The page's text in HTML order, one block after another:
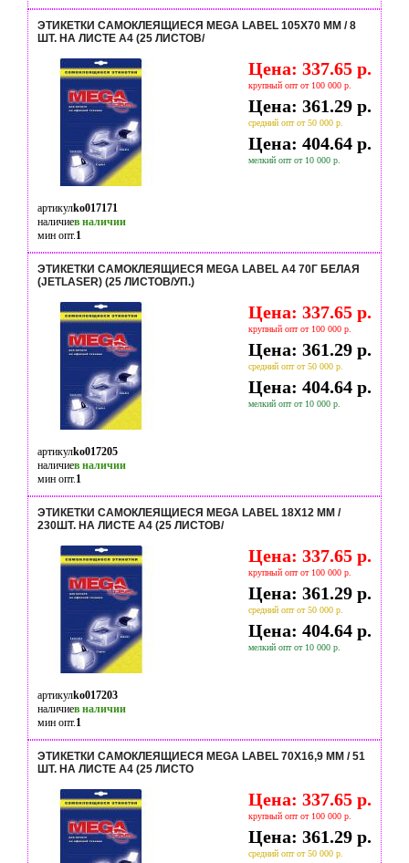
ЭТИКЕТКИ САМОКЛЕЯЩИЕСЯ MEGA LABEL 105Х70 ММ / 8
ШТ. НА ЛИСТЕ А4 (25 ЛИСТОВ/
Цена: 337.65 р.
крупный опт от 100 000 р.
Цена: 361.29 р.
средний опт от 50 000 р.
Цена: 404.64 р.
мелкий опт от 10 000 р.
артикулko017171
наличиев наличии
мин опт.1
ЭТИКЕТКИ САМОКЛЕЯЩИЕСЯ MEGA LABEL А4 70Г БЕЛАЯ
(JETLASER) (25 ЛИСТОВ/УП.)
Цена: 337.65 р.
крупный опт от 100 000 р.
Цена: 361.29 р.
средний опт от 50 000 р.
Цена: 404.64 р.
мелкий опт от 10 000 р.
артикулko017205
наличиев наличии
мин опт.1
ЭТИКЕТКИ САМОКЛЕЯЩИЕСЯ MEGA LABEL 18Х12 ММ /
230ШТ. НА ЛИСТЕ А4 (25 ЛИСТОВ/
Цена: 337.65 р.
крупный опт от 100 000 р.
Цена: 361.29 р.
средний опт от 50 000 р.
Цена: 404.64 р.
мелкий опт от 10 000 р.
артикулko017203
наличиев наличии
мин опт.1
ЭТИКЕТКИ САМОКЛЕЯЩИЕСЯ MEGA LABEL 70Х16,9 ММ / 51
ШТ. НА ЛИСТЕ А4 (25 ЛИСТО
Цена: 337.65 р.
крупный опт от 100 000 р.
Цена: 361.29 р.
средний опт от 50 000 р.